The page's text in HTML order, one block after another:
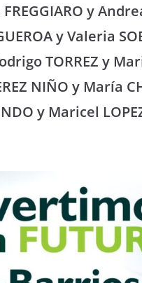
y
y Valeria
TORREZ y
NIÑO y María
y Maricel